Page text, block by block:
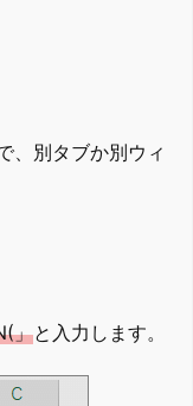
、別タブか別ウィ
」と入力します。